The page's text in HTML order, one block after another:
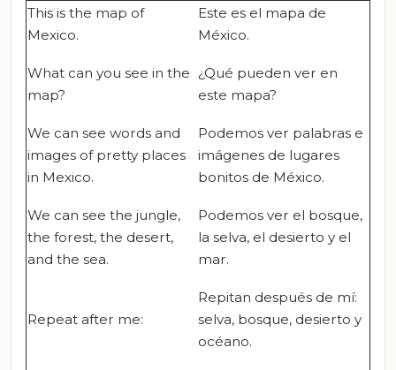
This is the map of
Mexico.
Este es el mapa de
México.
What can you see in the
map?
¿Qué pueden ver en
este mapa?
We can see words and
images of pretty places
in Mexico.
Podemos ver palabras e
imágenes de lugares
bonitos de México.
We can see the jungle,
the forest, the desert,
and the sea.
Podemos ver el bosque,
la selva, el desierto y el
mar.
Repeat after me:
Repitan después de mí:
selva, bosque, desierto y
océano.